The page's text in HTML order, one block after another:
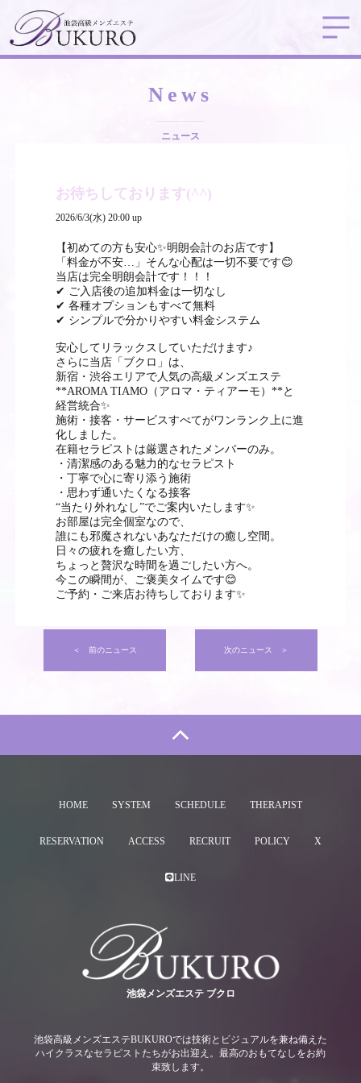
News
ニュース
お待ちしております(^^)
2026/6/3(水) 20:00 up
【初めての方も安心✨明朗会計のお店です】
「料金が不安…」そんな心配は一切不要です😊
当店は完全明朗会計です！！！
✔ ご入店後の追加料金は一切なし
✔ 各種オプションもすべて無料
✔ シンプルで分かりやすい料金システム
安心してリラックスしていただけます♪
さらに当店「ブクロ」は、
新宿・渋谷エリアで人気の高級メンズエステ
**AROMA TIAMO（アロマ・ティアーモ）**と
経営統合✨
施術・接客・サービスすべてがワンランク上に進
化しました。
在籍セラピストは厳選されたメンバーのみ。
・清潔感のある魅力的なセラピスト
・丁寧で心に寄り添う施術
・思わず通いたくなる接客
“当たり外れなし”でご案内いたします✨
お部屋は完全個室なので、
誰にも邪魔されないあなただけの癒し空間。
日々の疲れを癒したい方、
ちょっと贅沢な時間を過ごしたい方へ。
今この瞬間が、ご褒美タイムです😊
ご予約・ご来店お待ちしております✨
＜ 前のニュース 次のニュース ＞
HOME SYSTEM SCHEDULE THERAPIST
RESERVATION ACCESS RECRUIT POLICY X
LINE
池袋メンズエステ ブクロ
池袋高級メンズエステBUKUROでは技術とビジュアルを兼ね備えた
ハイクラスなセラピストたちがお出迎え。最高のおもてなしをお約
束致します。